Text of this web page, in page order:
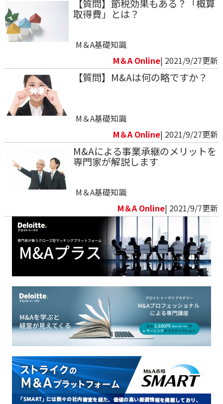
【質問】節税効果もある？「概算
取得費」とは？
M＆A基礎知識
M＆A Online| 2021/9/27更新
【質問】M&Aは何の略ですか？
M＆A基礎知識
M＆A Online| 2021/9/27更新
M&Aによる事業承継のメリットを
専門家が解説します
M＆A基礎知識
M＆A Online| 2021/9/7更新